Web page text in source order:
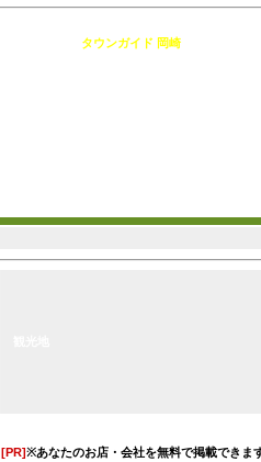
タウンガイド 岡崎
[PR]※あなたのお店・会社を無料で掲載できま